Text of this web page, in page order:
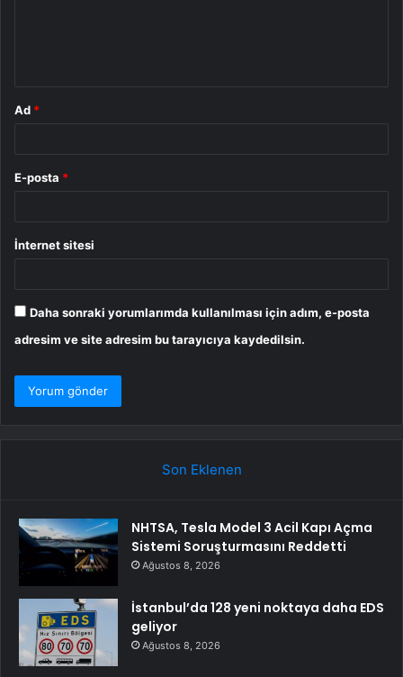
Ad *
E-posta *
İnternet sitesi
Daha sonraki yorumlarımda kullanılması için adım, e-posta
adresim ve site adresim bu tarayıcıya kaydedilsin.
Son Eklenen
NHTSA, Tesla Model 3 Acil Kapı Açma
Sistemi Soruşturmasını Reddetti
Ağustos 8, 2026
İstanbul’da 128 yeni noktaya daha EDS
geliyor
Ağustos 8, 2026